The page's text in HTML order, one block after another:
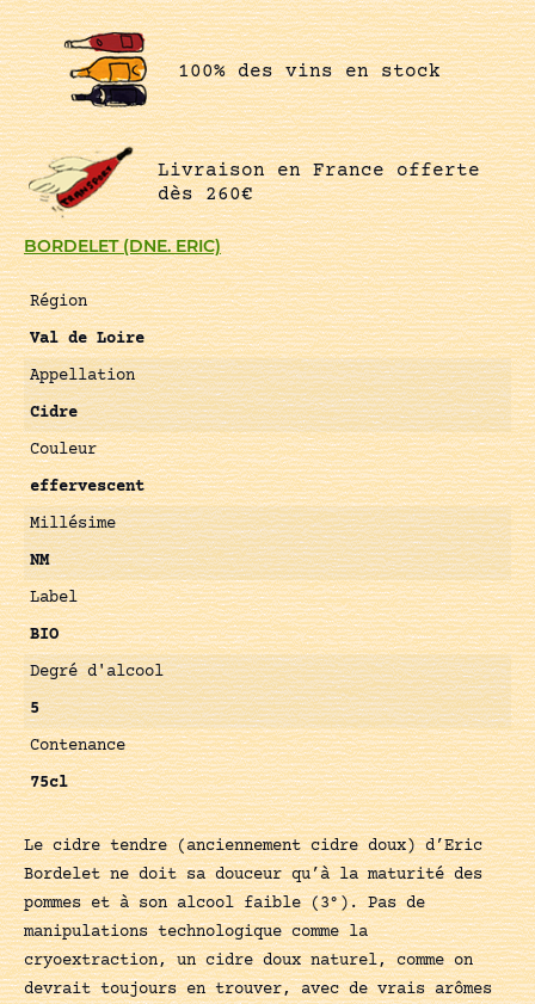
BORDELET (DNE. ERIC)
Région
Val de Loire
Appellation
Cidre
Couleur
effervescent
Millésime
NM
Label
BIO
Degré d'alcool
5
Contenance
75cl
Le cidre tendre (anciennement cidre doux) d’Eric
Bordelet ne doit sa douceur qu’à la maturité des
pommes et à son alcool faible (3°). Pas de
manipulations technologique comme la
cryoextraction, un cidre doux naturel, comme on
devrait toujours en trouver, avec de vrais arômes
100% des vins en stock
Livraison en France offerte
dès 260€